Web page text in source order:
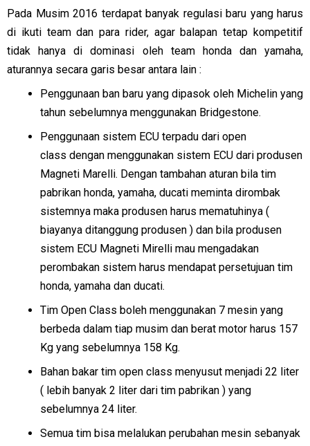
Pada Musim 2016 terdapat banyak regulasi baru yang harus
di ikuti team dan para rider, agar balapan tetap kompetitif
tidak hanya di dominasi oleh team honda dan yamaha,
aturannya secara garis besar antara lain :
Penggunaan ban baru yang dipasok oleh Michelin yang
tahun sebelumnya menggunakan Bridgestone.
Penggunaan sistem ECU terpadu dari open
class dengan menggunakan sistem ECU dari produsen
Magneti Marelli. Dengan tambahan aturan bila tim
pabrikan honda, yamaha, ducati meminta dirombak
sistemnya maka produsen harus mematuhinya (
biayanya ditanggung produsen ) dan bila produsen
sistem ECU Magneti Mirelli mau mengadakan
perombakan sistem harus mendapat persetujuan tim
honda, yamaha dan ducati.
Tim Open Class boleh menggunakan 7 mesin yang
berbeda dalam tiap musim dan berat motor harus 157
Kg yang sebelumnya 158 Kg.
Bahan bakar tim open class menyusut menjadi 22 liter
( lebih banyak 2 liter dari tim pabrikan ) yang
sebelumnya 24 liter.
Semua tim bisa melalukan perubahan mesin sebanyak